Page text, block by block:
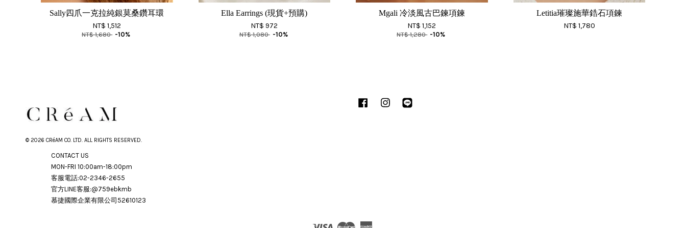
Sally四爪一克拉純銀莫桑鑽耳環
NT$ 1,512
NT$ 1,680 -10%
Ella Earrings (現貨+預購)
NT$ 972
NT$ 1,080 -10%
Mgali 冷淡風古巴鍊項鍊
NT$ 1,152
NT$ 1,280 -10%
Letitia璀璨施華鋯石項鍊
NT$ 1,780
© 2026 CRéAM CO. LTD. ALL RIGHTS RESERVED.
Facebook Instagram
CONTACT US
MON-FRI 10:00am-18:00pm
客服電話:02-2346-2655
官方LINE客服:@759ebkmb
慕捷國際企業有限公司52610123
Visa Master